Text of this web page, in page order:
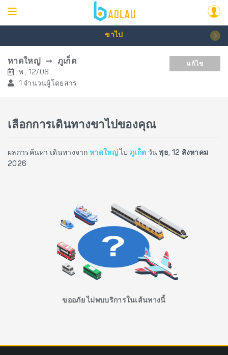
ขาไป
หาดใหญ่ ภูเก็ต
พ., 12/08
1 จำนวนผู้โดยสาร
แก้ไข
เลือกการเดินทางขาไปของคุณ
ผลการค้นหา เดินทางจาก หาดใหญ่ไปภูเก็ต วันพุธ, 12 สิงหาคม
2026
ขออภัย ไม่พบบริการในเส้นทางนี้